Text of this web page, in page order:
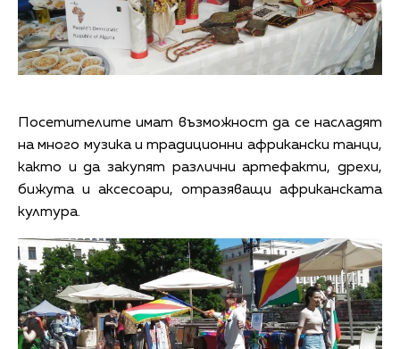
Посетителите имат възможност да се насладят
на много музика и традиционни африкански танци,
както и да закупят различни артефакти, дрехи,
бижута и аксесоари, отразяващи африканската
култура.